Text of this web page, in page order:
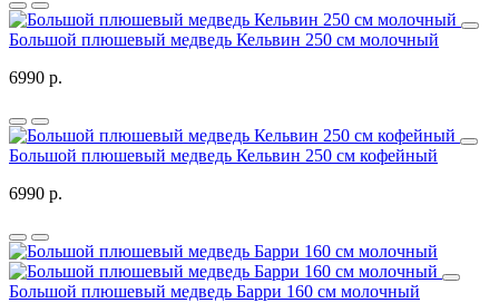
Большой плюшевый медведь Кельвин 250 см молочный
6990 р.
Большой плюшевый медведь Кельвин 250 см кофейный
6990 р.
Большой плюшевый медведь Барри 160 см молочный